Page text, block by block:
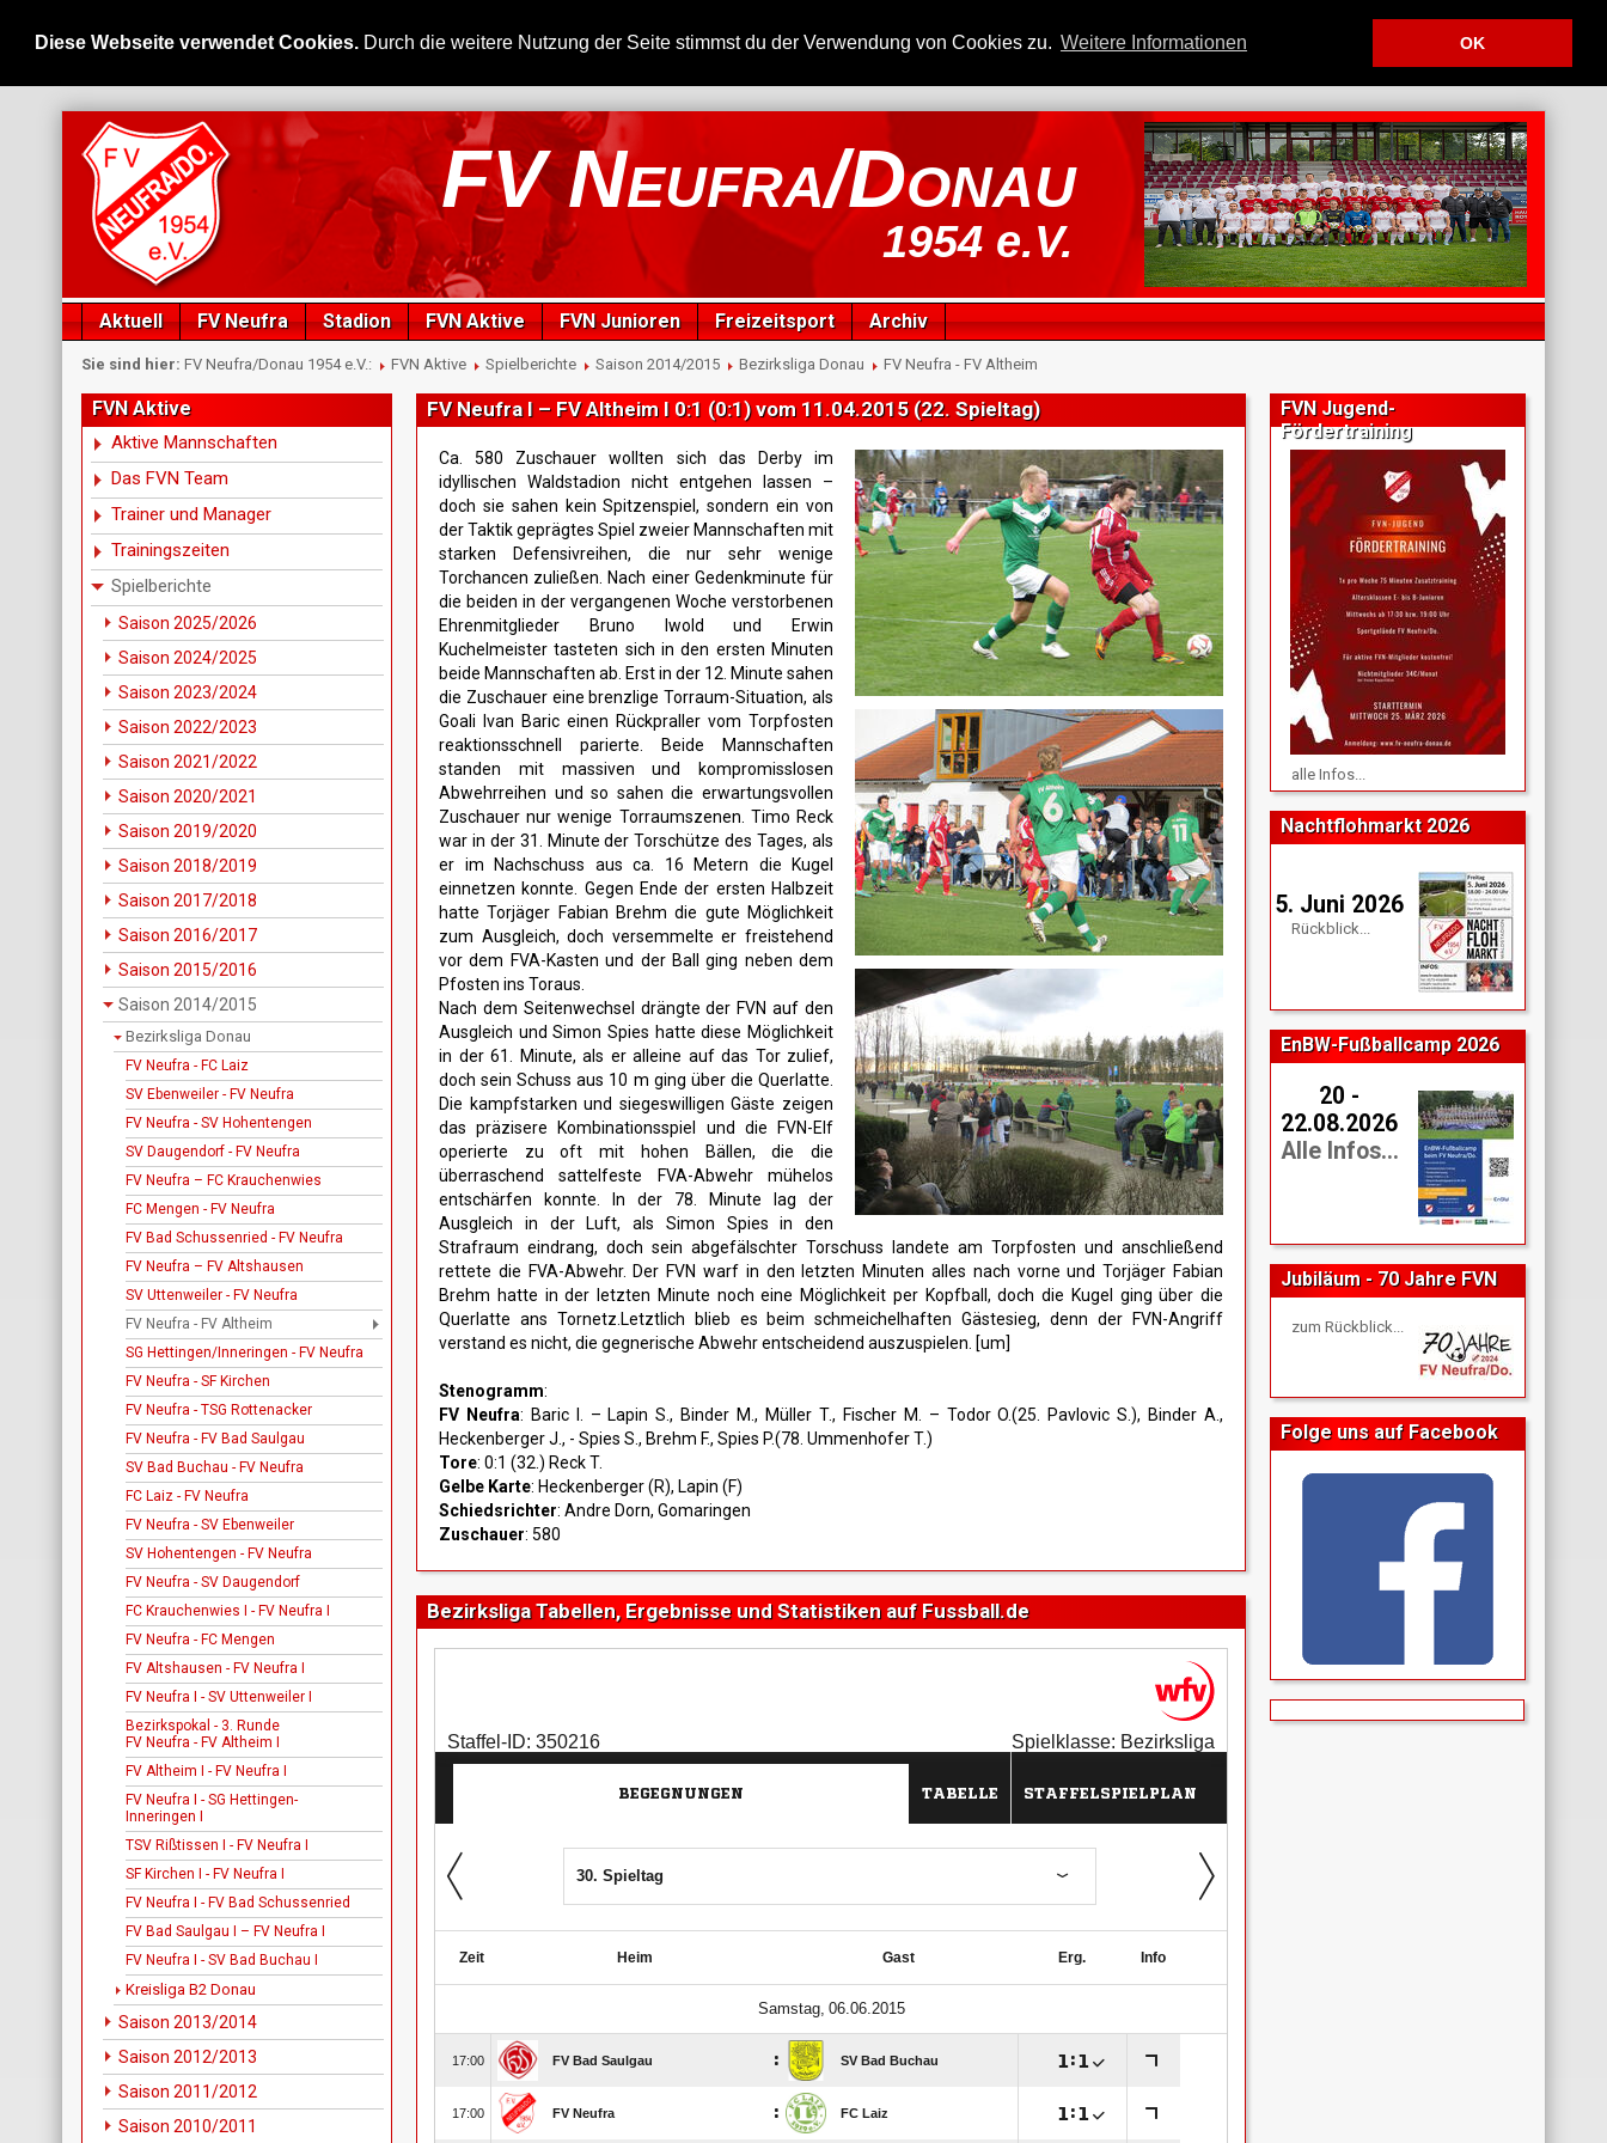
Diese Webseite verwendet Cookies.Durch die weitere Nutzung der Seite stimmst du der Verwendung von Cookies zu. Weitere Informationen OK
FV Neufra/Donau
1954 e.V.
Aktuell FV Neufra Stadion FVN Aktive FVN Junioren Freizeitsport Archiv
Sie sind hier: FV Neufra/Donau 1954 e.V.: FVN Aktive Spielberichte Saison 2014/2015 Bezirksliga Donau FV Neufra - FV Altheim
FVN Aktive
Aktive Mannschaften
Das FVN Team
Trainer und Manager
Trainingszeiten
Spielberichte
Saison 2025/2026
Saison 2024/2025
Saison 2023/2024
Saison 2022/2023
Saison 2021/2022
Saison 2020/2021
Saison 2019/2020
Saison 2018/2019
Saison 2017/2018
Saison 2016/2017
Saison 2015/2016
Saison 2014/2015
Bezirksliga Donau
FV Neufra - FC Laiz
SV Ebenweiler - FV Neufra
FV Neufra - SV Hohentengen
SV Daugendorf - FV Neufra
FV Neufra – FC Krauchenwies
FC Mengen - FV Neufra
FV Bad Schussenried - FV Neufra
FV Neufra – FV Altshausen
SV Uttenweiler - FV Neufra
FV Neufra - FV Altheim
SG Hettingen/Inneringen - FV Neufra
FV Neufra - SF Kirchen
FV Neufra - TSG Rottenacker
FV Neufra - FV Bad Saulgau
SV Bad Buchau - FV Neufra
FC Laiz - FV Neufra
FV Neufra - SV Ebenweiler
SV Hohentengen - FV Neufra
FV Neufra - SV Daugendorf
FC Krauchenwies I - FV Neufra I
FV Neufra - FC Mengen
FV Altshausen - FV Neufra I
FV Neufra I - SV Uttenweiler I
Bezirkspokal - 3. Runde
FV Neufra - FV Altheim I
FV Altheim I - FV Neufra I
FV Neufra I - SG Hettingen-
Inneringen I
TSV Rißtissen I - FV Neufra I
SF Kirchen I - FV Neufra I
FV Neufra I - FV Bad Schussenried
FV Bad Saulgau I – FV Neufra I
FV Neufra I - SV Bad Buchau I
Kreisliga B2 Donau
Saison 2013/2014
Saison 2012/2013
Saison 2011/2012
Saison 2010/2011
FV Neufra I – FV Altheim I 0:1 (0:1) vom 11.04.2015 (22. Spieltag)
Ca. 580 Zuschauer wollten sich das Derby im
idyllischen Waldstadion nicht entgehen lassen –
doch sie sahen kein Spitzenspiel, sondern ein von
der Taktik geprägtes Spiel zweier Mannschaften mit
starken Defensivreihen, die nur sehr wenige
Torchancen zuließen. Nach einer Gedenkminute für
die beiden in der vergangenen Woche verstorbenen
Ehrenmitglieder Bruno Iwold und Erwin
Kuchelmeister tasteten sich in den ersten Minuten
beide Mannschaften ab. Erst in der 12. Minute sahen
die Zuschauer eine brenzlige Torraum-Situation, als
Goali Ivan Baric einen Rückpraller vom Torpfosten
reaktionsschnell parierte. Beide Mannschaften
standen mit massiven und kompromisslosen
Abwehrreihen und so sahen die erwartungsvollen
Zuschauer nur wenige Torraumszenen. Timo Reck
war in der 31. Minute der Torschütze des Tages, als
er im Nachschuss aus ca. 16 Metern die Kugel
einnetzen konnte. Gegen Ende der ersten Halbzeit
hatte Torjäger Fabian Brehm die gute Möglichkeit
zum Ausgleich, doch versemmelte er freistehend
vor dem FVA-Kasten und der Ball ging neben dem
Pfosten ins Toraus.
Nach dem Seitenwechsel drängte der FVN auf den
Ausgleich und Simon Spies hatte diese Möglichkeit
in der 61. Minute, als er alleine auf das Tor zulief,
doch sein Schuss aus 10 m ging über die Querlatte.
Die kampfstarken und siegeswilligen Gäste zeigen
das präzisere Kombinationsspiel und die FVN-Elf
operierte zu oft mit hohen Bällen, die die
überraschend sattelfeste FVA-Abwehr mühelos
entschärfen konnte. In der 78. Minute lag der
Ausgleich in der Luft, als Simon Spies in den
Strafraum eindrang, doch sein abgefälschter Torschuss landete am Torpfosten und anschließend
rettete die FVA-Abwehr. Der FVN warf in den letzten Minuten alles nach vorne und Torjäger Fabian
Brehm hatte in der letzten Minute noch eine Möglichkeit per Kopfball, doch die Kugel ging über die
Querlatte ans Tornetz.Letztlich blieb es beim schmeichelhaften Gästesieg, denn der FVN-Angriff
verstand es nicht, die gegnerische Abwehr entscheidend auszuspielen. [um]
Stenogramm:
FV Neufra: Baric I. – Lapin S., Binder M., Müller T., Fischer M. – Todor O.(25. Pavlovic S.), Binder A.,
Heckenberger J., - Spies S., Brehm F., Spies P.(78. Ummenhofer T.)
Tore: 0:1 (32.) Reck T.
Gelbe Karte: Heckenberger (R), Lapin (F)
Schiedsrichter: Andre Dorn, Gomaringen
Zuschauer: 580
Bezirksliga Tabellen, Ergebnisse und Statistiken auf Fussball.de
FVN Jugend-
Fördertraining
alle Infos...
Nachtflohmarkt 2026
5. Juni 2026
Rückblick...
EnBW-Fußballcamp 2026
20 -
22.08.2026
Alle Infos...
Jubiläum - 70 Jahre FVN
zum Rückblick...
Folge uns auf Facebook